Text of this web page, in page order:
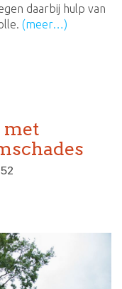
daarbij hulp van
(meer…)
met